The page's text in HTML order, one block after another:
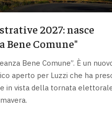
2027: nasce
Bene Comune"
Bene Comune”. È un
aperto per Luzzi che ha
in vista della tornata